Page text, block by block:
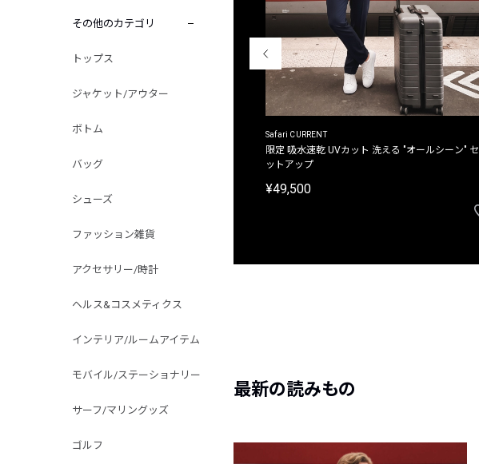
その他のカテゴリ
トップス
ジャケット/アウター
ボトム
バッグ
シューズ
ファッション雑貨
アクセサリー/時計
ヘルス&コスメティクス
インテリア/ルームアイテム
モバイル/ステーショナリー
サーフ/マリングッズ
ゴルフ
Safari CURRENT
限定 吸水速乾 UVカット 洗える "オールシーン" セ
ットアップ
¥49,500
最新の読みもの